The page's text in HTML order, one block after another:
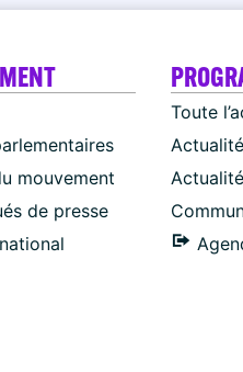
mouvement
de presse
Toute